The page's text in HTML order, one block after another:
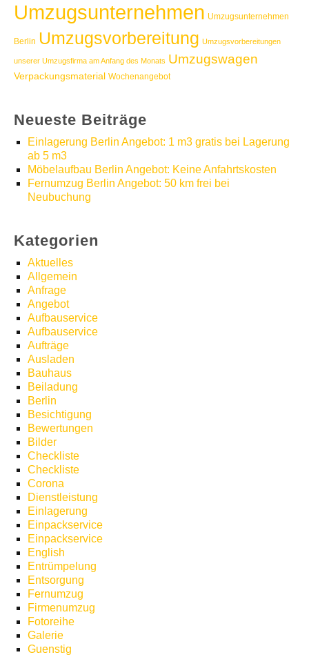
Umzugsunternehmen Umzugsunternehmen
Berlin Umzugsvorbereitung Umzugsvorbereitungen
unserer Umzugsfirma am Anfang des Monats Umzugswagen
Verpackungsmaterial Wochenangebot
Neueste Beiträge
Einlagerung Berlin Angebot: 1 m3 gratis bei Lagerung
ab 5 m3
Möbelaufbau Berlin Angebot: Keine Anfahrtskosten
Fernumzug Berlin Angebot: 50 km frei bei
Neubuchung
Kategorien
Aktuelles
Allgemein
Anfrage
Angebot
Aufbauservice
Aufbauservice
Aufträge
Ausladen
Bauhaus
Beiladung
Berlin
Besichtigung
Bewertungen
Bilder
Checkliste
Checkliste
Corona
Dienstleistung
Einlagerung
Einpackservice
Einpackservice
English
Entrümpelung
Entsorgung
Fernumzug
Firmenumzug
Fotoreihe
Galerie
Guenstig